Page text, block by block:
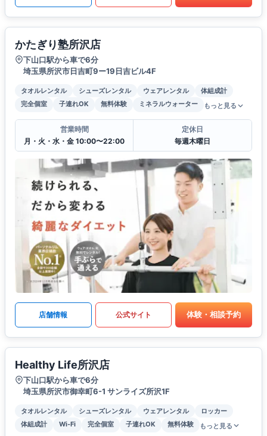
かたぎり塾所沢店
下山口駅から車で6分
埼玉県所沢市日吉町9ー19日吉ビル4F
タオルレンタル シューズレンタル ウェアレンタル
体組成計
完全個室
子連れOK 無料体験 ミネラルウォーター もっと見る
営業時間
月・火・水・金 10:00〜22:00
定休日
毎週木曜日
店舗情報 公式サイト 体験・相談予約
Healthy Life所沢店
下山口駅から車で6分
埼玉県所沢市御幸町6-1 サンライズ所沢1F
タオルレンタル シューズレンタル ウェアレンタル
ロッカー
体組成計
Wi-Fi 完全個室 子連れOK 無料体験 もっと見る